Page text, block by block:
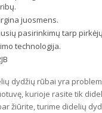
juosmens.
pasirinkimų tarp
technologija.
dydžių rūbai yra
kurioje rasite tik
žiūrite, turime didelių